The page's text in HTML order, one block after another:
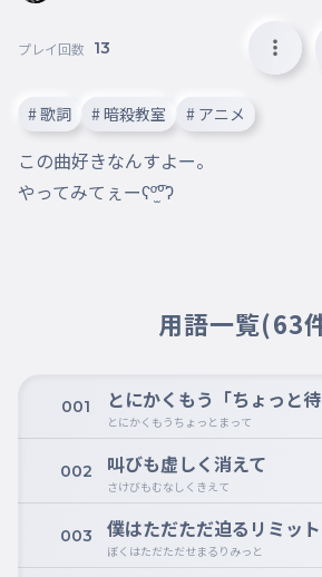
プレイ回数 13
# 歌詞 # 暗殺教室 # アニメ
この曲好きなんすよー。
やってみてぇーʕº̫͡ºʔ
用語一覧(63
001 とにかくもう「ちょっと待
とにかくもうちょっとまって
002 叫びも虚しく消えて
さけびもむなしくきえて
003 僕はただただ迫るリミット
ぼくはただただせまるりみっと